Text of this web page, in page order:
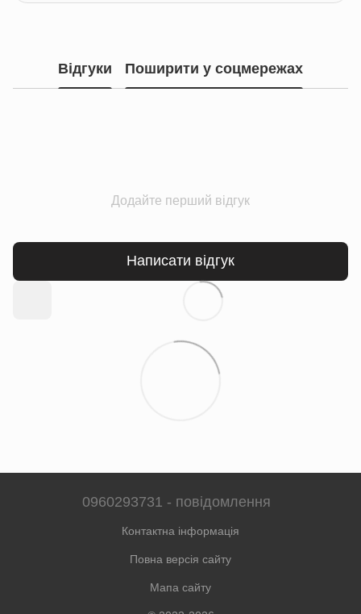
Відгуки Поширити у соцмережах
Додайте перший відгук
Написати відгук
0960293731 - повідомлення
Контактна інформація
Повна версія сайту
Мапа сайту